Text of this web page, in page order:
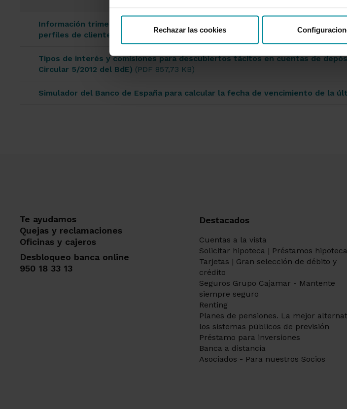
Rechazar las cookies
Información trimestral sobre comisiones y tipos de interés practicados de
perfiles de clientes más comunes que sean personas físicas. (Conforme a la
Tipos de interés y comisiones para descubiertos tácitos en cuentas de
Circular 5/2012 del BdE) (PDF 857,73 KB)
Simulador del Banco de España para calcular la fecha de vencimiento de la
Te ayudamos
Quejas y reclamaciones
Oficinas y cajeros
Desbloqueo banca online
950 18 33 13
Destacados
Cuentas a la vista
Solicitar hipoteca | Préstamos
Tarjetas | Gran selección de débito y
crédito
Seguros Grupo Cajamar - Mantente
siempre seguro
Renting
Planes de pensiones. La mejor
los sistemas públicos de previsión
Préstamo para inversiones
Banca a distancia
Asociados - Para nuestros Socios